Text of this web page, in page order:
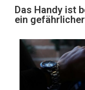
Das Handy ist
ein